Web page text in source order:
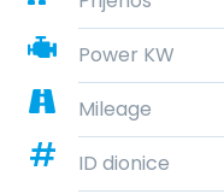
Power KW
Mileage
ID dionice